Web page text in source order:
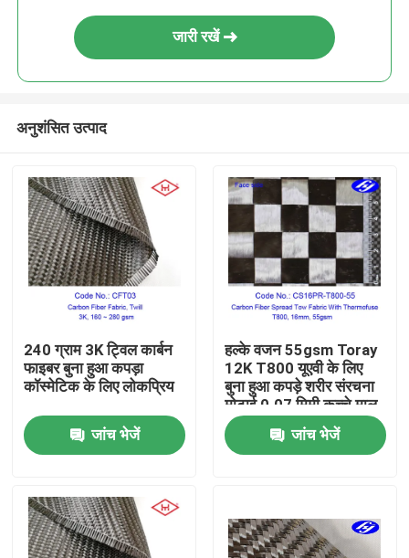
वीडियो
जारी रखें
अनुशंसित उत्पाद
240 ग्राम 3K ट्विल कार्बन
फाइबर बुना हुआ कपड़ा
कॉस्मेटिक के लिए लोकप्रिय
जांच भेजें
हल्के वजन 55gsm Toray
12K T800 यूएवी के लिए
बुना हुआ कपड़े शरीर संरचना
मोटाई 0.07 मिमी कच्चे माल
कार्बन यार्न
जांच भेजें